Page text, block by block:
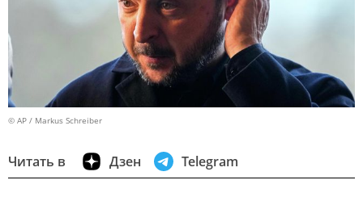
© AP / Markus Schreiber
Читать в Дзен Telegram